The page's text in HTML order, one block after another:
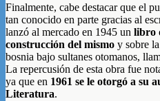
Finalmente, cabe destacar que el
tan conocido en parte gracias al
lanzó al mercado en 1945 un libro
construcción del mismo y sobre
bosnia bajo sultanes otomanos,
La repercusión de esta obra fue
ya que en 1961 se le otorgó a su
Literatura.